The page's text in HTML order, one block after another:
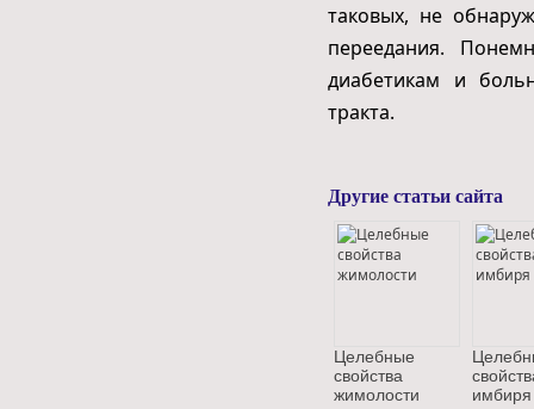
таковых, не
переедания.
диабетикам и
тракта.
Другие статьи сайта
Целебные
свойства
жимолости
имбиря